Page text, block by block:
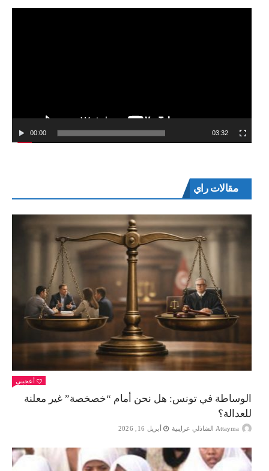
00:00 03:32
مقالات راي
أعجبني
الوساطة في تونس: هل نحن أمام “خصخصة” غير معلنة
للعدالة؟
Attayma الشاذلي عرايبية أبريل 16, 2026